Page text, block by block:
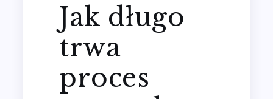
Jak długo
trwa
proces